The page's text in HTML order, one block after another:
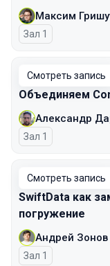
Максим
Зал 1
Смотреть запись
Объединяем
Александр
Зал 1
Смотреть запись
SwiftData как
погружение
Андрей Зонов
Зал 1